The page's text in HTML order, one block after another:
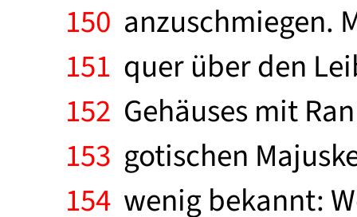
150 anzuschmiegen.
151 quer über den
152 Gehäuses mit
153 gotischen
154 wenig bekannt: